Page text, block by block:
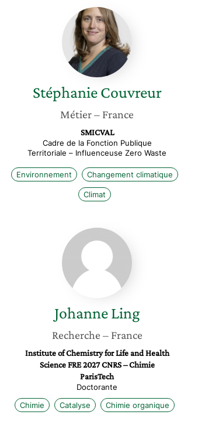
Stéphanie
Couvreur
Stéphanie Couvreur
Métier– France
SMICVAL
Cadre de la Fonction Publique
Territoriale – Influenceuse Zero Waste
Environnement Changement climatique
Climat
Johanne
Ling
Johanne Ling
Recherche – France
Institute of Chemistry for Life and Health
Science FRE 2027 CNRS – Chimie
ParisTech
Doctorante
Chimie
Catalyse Chimie organique